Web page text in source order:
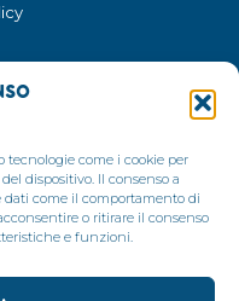
tecnologie come i cookie per
dispositivo. Il consenso a
dati come il comportamento di
o ritirare il consenso
e funzioni.
ISO 9001:2015